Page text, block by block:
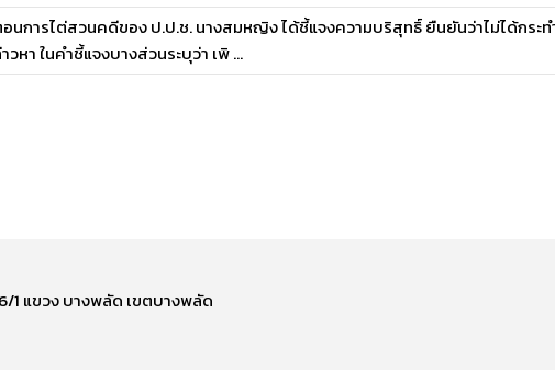
นการไต่สวนคดีของ ป.ป.ช. นางสมหญิง ได้ชี้แจงความบริสุทธิ์ ยืนยันว่าไม่ได้กระท
หา ในคำชี้แจงบางส่วนระบุว่า เพิ ...
1 แขวง บางพลัด เขตบางพลัด